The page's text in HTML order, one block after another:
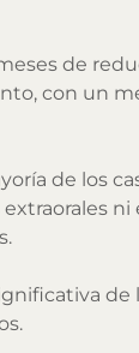
de
con un
de los
extraorales
de